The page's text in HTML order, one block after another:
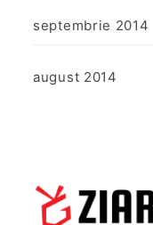
septembrie 2014
august 2014